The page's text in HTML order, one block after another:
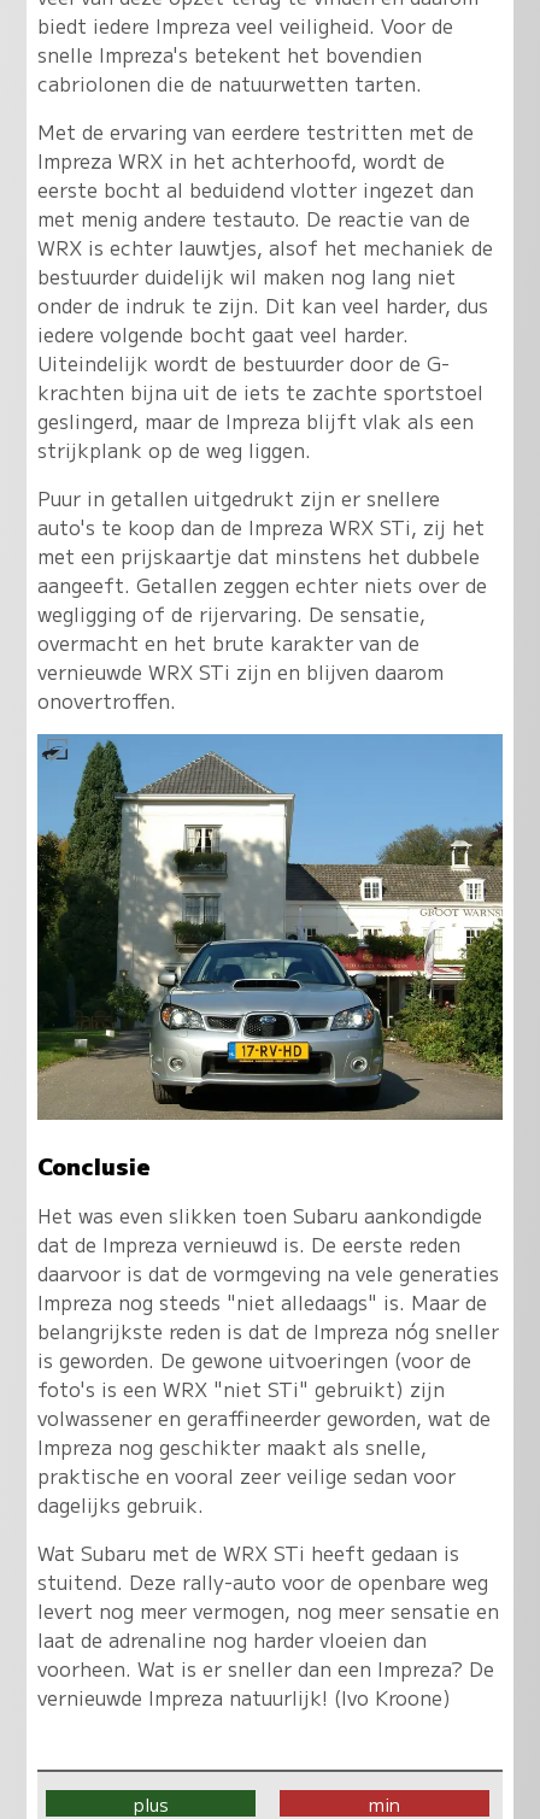
biedt iedere Impreza veel veiligheid. Voor de
snelle Impreza's betekent het bovendien
cabriolonen die de natuurwetten tarten.
Met de ervaring van eerdere testritten met de
Impreza WRX in het achterhoofd, wordt de
eerste bocht al beduidend vlotter ingezet dan
met menig andere testauto. De reactie van de
WRX is echter lauwtjes, alsof het mechaniek de
bestuurder duidelijk wil maken nog lang niet
onder de indruk te zijn. Dit kan veel harder, dus
iedere volgende bocht gaat veel harder.
Uiteindelijk wordt de bestuurder door de G-
krachten bijna uit de iets te zachte sportstoel
geslingerd, maar de Impreza blijft vlak als een
strijkplank op de weg liggen.
Puur in getallen uitgedrukt zijn er snellere
auto's te koop dan de Impreza WRX STi, zij het
met een prijskaartje dat minstens het dubbele
aangeeft. Getallen zeggen echter niets over de
wegligging of de rijervaring. De sensatie,
overmacht en het brute karakter van de
vernieuwde WRX STi zijn en blijven daarom
onovertroffen.
Conclusie
Het was even slikken toen Subaru aankondigde
dat de Impreza vernieuwd is. De eerste reden
daarvoor is dat de vormgeving na vele generaties
Impreza nog steeds "niet alledaags" is. Maar de
belangrijkste reden is dat de Impreza nóg sneller
is geworden. De gewone uitvoeringen (voor de
foto's is een WRX "niet STi" gebruikt) zijn
volwassener en geraffineerder geworden, wat de
Impreza nog geschikter maakt als snelle,
praktische en vooral zeer veilige sedan voor
dagelijks gebruik.
Wat Subaru met de WRX STi heeft gedaan is
stuitend. Deze rally-auto voor de openbare weg
levert nog meer vermogen, nog meer sensatie en
laat de adrenaline nog harder vloeien dan
voorheen. Wat is er sneller dan een Impreza? De
vernieuwde Impreza natuurlijk! (Ivo Kroone)
plus
min